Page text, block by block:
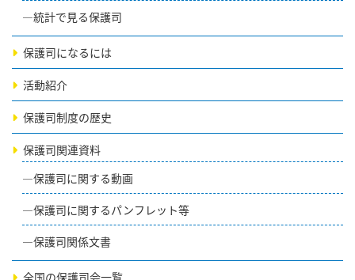
統計で見る保護司
保護司になるには
活動紹介
保護司制度の歴史
保護司関連資料
保護司に関する動画
保護司に関するパンフレット等
保護司関係文書
全国の保護司会一覧